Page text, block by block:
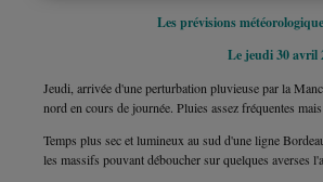
Les prévisions
Le jeudi 30 avril
Jeudi, arrivée d'une perturbation pluvieuse par la
nord en cours de journée. Pluies assez fréquentes
Temps plus sec et lumineux au sud d'une ligne
les massifs pouvant déboucher sur quelques averses